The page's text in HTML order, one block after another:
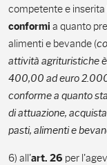
competente e
conformi a quanto
alimenti e bevande (
attività agrituristiche
400,00 ad euro
conforme a quanto
di attuazione,
pasti, alimenti e
6) all'art. 26 per